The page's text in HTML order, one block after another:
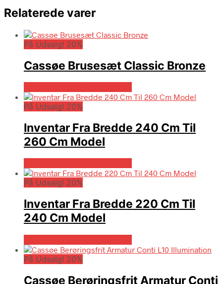
Relaterede varer
På Udsalg! 20%
Cassøe Brusesæt Classic Bronze
På Udsalg! 20%
Inventar Fra Bredde 240 Cm Til
260 Cm Model
På Udsalg! 20%
Inventar Fra Bredde 220 Cm Til
240 Cm Model
På Udsalg! 20%
Cassøe Berøringsfrit Armatur Conti